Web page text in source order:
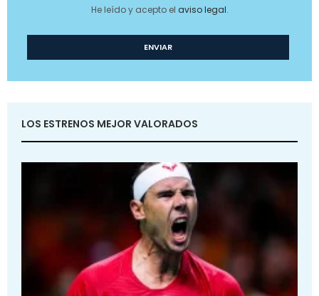
He leído y acepto el aviso legal.
LOS ESTRENOS MEJOR VALORADOS